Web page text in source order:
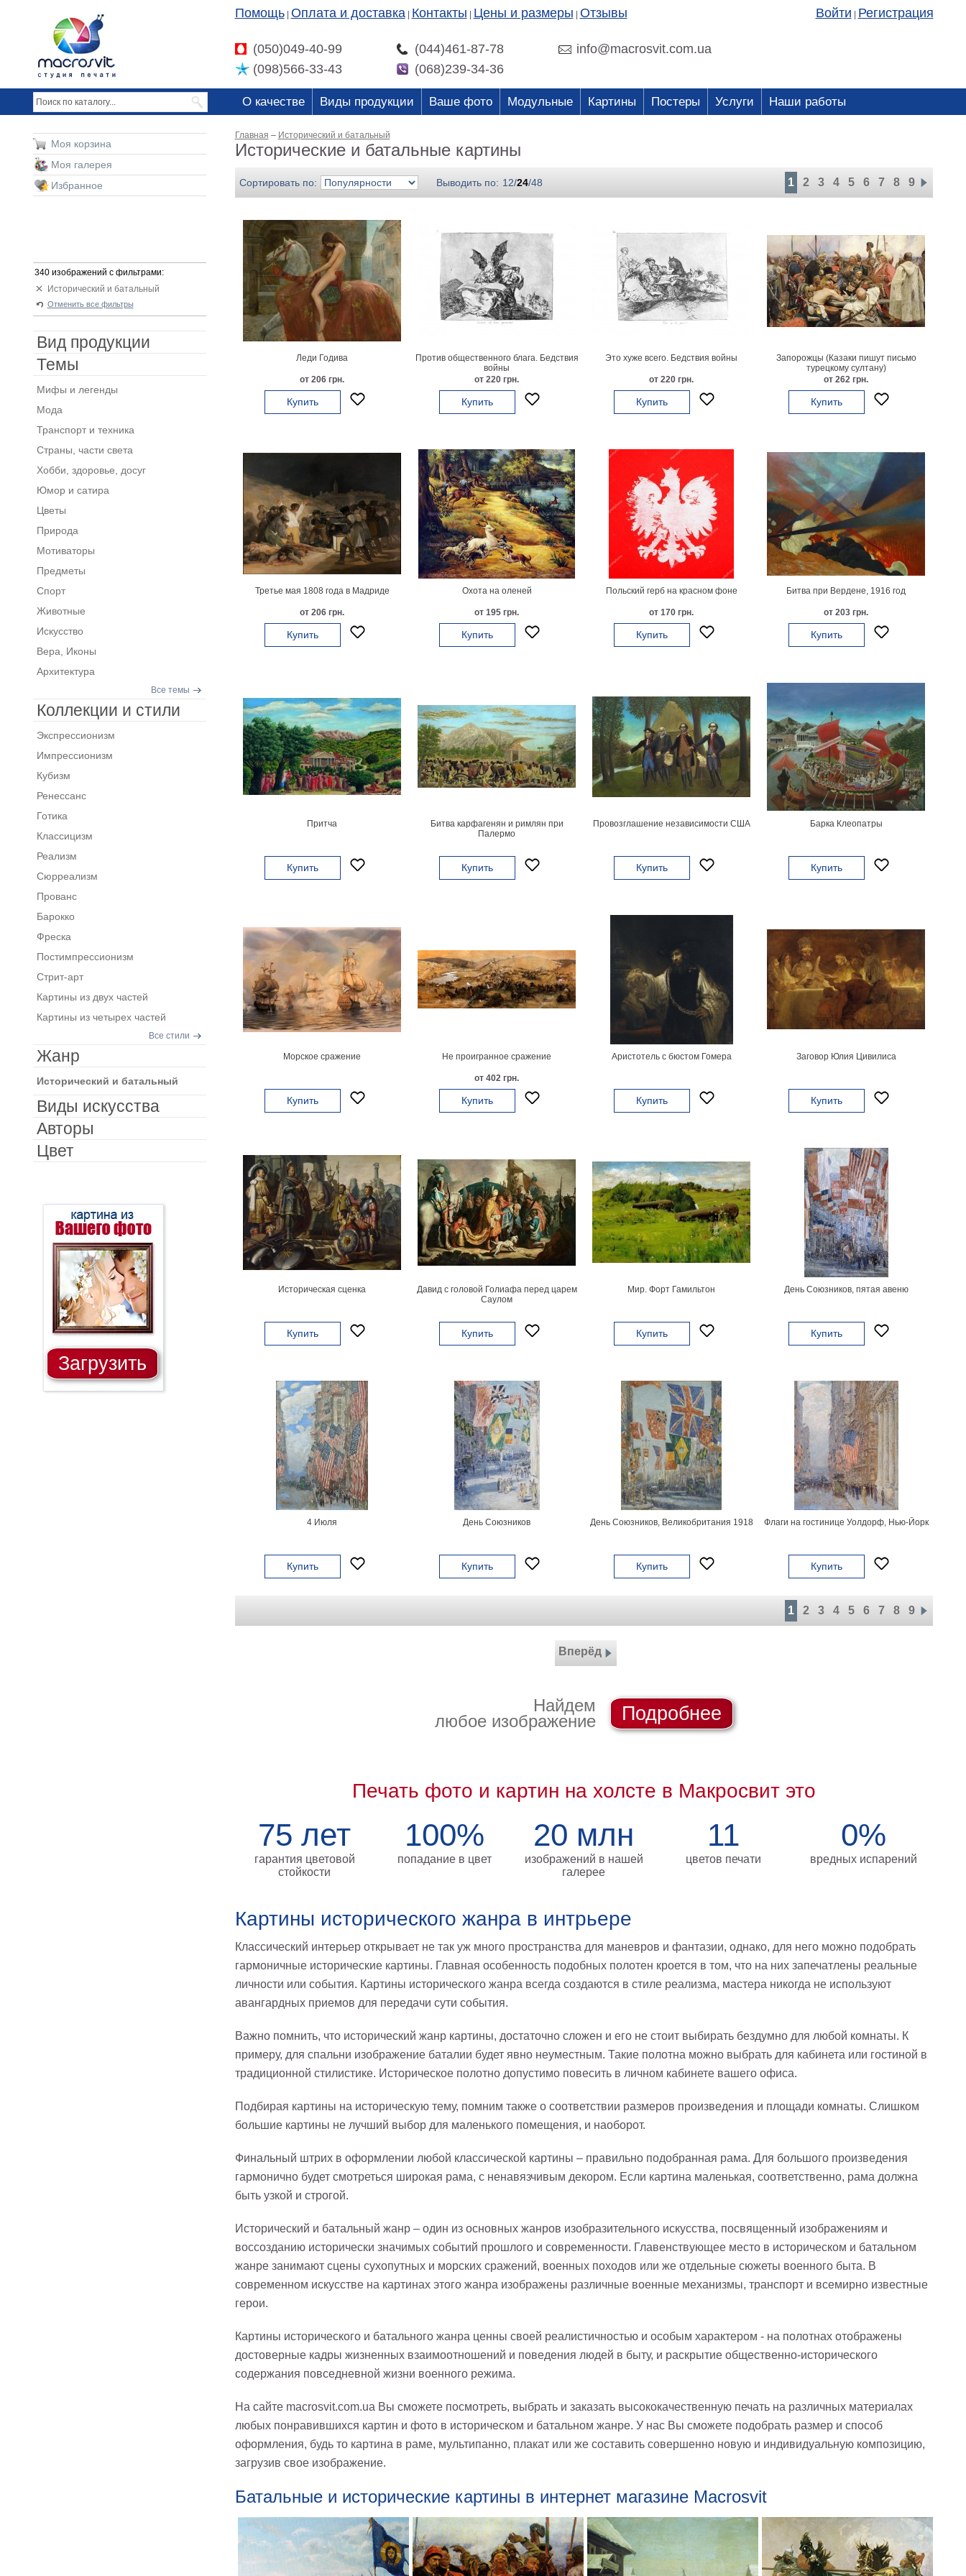
Помощь Оплата и доставка Контакты Цены и размеры Отзывы Войти Регистрация
(050)049-40-99 (044)461-87-78
info@macrosvit.com.ua
(098)566-33-43
(068)239-34-36
О качестве Виды продукции Ваше фото Модульные Картины Постеры Услуги Наши работы
Главная – Исторический и батальный
Исторические и батальные картины
Сортировать по: Выводить по: 12/24/48 1 2 3 4 5 6 7 8 9
Леди Годива
от 206 грн.
Купить
Против общественного блага. Бедствия
войны
от 220 грн.
Купить
Это хуже всего. Бедствия войны
от 220 грн.
Купить
Запорожцы (Казаки пишут письмо
турецкому султану)
от 262 грн.
Купить
Третье мая 1808 года в Мадриде
от 206 грн.
Купить
Охота на оленей
от 195 грн.
Купить
Польский герб на красном фоне
от 170 грн.
Купить
Битва при Вердене, 1916 год
от 203 грн.
Купить
Притча
Купить
Битва карфагенян и римлян при
Палермо
Купить
Провозглашение независимости США
Купить
Барка Клеопатры
Купить
Морское сражение
Купить
Не проигранное сражение
от 402 грн.
Купить
Аристотель с бюстом Гомера
Купить
Заговор Юлия Цивилиса
Купить
Историческая сценка
Купить
Давид с головой Голиафа перед царем
Саулом
Купить
Мир. Форт Гамильтон
Купить
День Союзников, пятая авеню
Купить
4 Июля
Купить
День Союзников
Купить
День Союзников, Великобритания 1918
Купить
Флаги на гостинице Уолдорф, Нью-Йорк
Купить
1 2 3 4 5 6 7 8 9
Вперёд
Найдем
любое изображение
Подробнее
Печать фото и картин на холсте в Макросвит это
75 лет
гарантия цветовой
стойкости
100%
попадание в цвет
20 млн
изображений в нашей
галерее
11
цветов печати
0%
вредных испарений
Картины исторического жанра в интрьере
Классический интерьер открывает не так уж много пространства для маневров и фантазии, однако, для него можно подобрать
гармоничные исторические картины. Главная особенность подобных полотен кроется в том, что на них запечатлены реальные
личности или события. Картины исторического жанра всегда создаются в стиле реализма, мастера никогда не используют
авангардных приемов для передачи сути события.
Важно помнить, что исторический жанр картины, достаточно сложен и его не стоит выбирать бездумно для любой комнаты. К
примеру, для спальни изображение баталии будет явно неуместным. Такие полотна можно выбрать для кабинета или гостиной в
традиционной стилистике. Историческое полотно допустимо повесить в личном кабинете вашего офиса.
Подбирая картины на историческую тему, помним также о соответствии размеров произведения и площади комнаты. Слишком
большие картины не лучший выбор для маленького помещения, и наоборот.
Финальный штрих в оформлении любой классической картины – правильно подобранная рама. Для большого произведения
гармонично будет смотреться широкая рама, с ненавязчивым декором. Если картина маленькая, соответственно, рама должна
быть узкой и строгой.
Исторический и батальный жанр – один из основных жанров изобразительного искусства, посвященный изображениям и
воссозданию исторически значимых событий прошлого и современности. Главенствующее место в историческом и батальном
жанре занимают сцены сухопутных и морских сражений, военных походов или же отдельные сюжеты военного быта. В
современном искусстве на картинах этого жанра изображены различные военные механизмы, транспорт и всемирно известные
герои.
Картины исторического и батального жанра ценны своей реалистичностью и особым характером - на полотнах отображены
достоверные кадры жизненных взаимоотношений и поведения людей в быту, и раскрытие общественно-исторического
содержания повседневной жизни военного режима.
На сайте macrosvit.com.ua Вы сможете посмотреть, выбрать и заказать высококачественную печать на различных материалах
любых понравившихся картин и фото в историческом и батальном жанре. У нас Вы сможете подобрать размер и способ
оформления, будь то картина в раме, мультипанно, плакат или же составить совершенно новую и индивидуальную композицию,
загрузив свое изображение.
Батальные и исторические картины в интернет магазине Macrosvit
Моя корзина
Моя галерея
Избранное
340 изображений с фильтрами:
Исторический и батальный
Отменить все фильтры
Вид продукции
Темы
Мифы и легенды
Мода
Транспорт и техника
Страны, части света
Хобби, здоровье, досуг
Юмор и сатира
Цветы
Природа
Мотиваторы
Предметы
Спорт
Животные
Искусство
Вера, Иконы
Архитектура
Все темы
Коллекции и стили
Экспрессионизм
Импрессионизм
Кубизм
Ренессанс
Готика
Классицизм
Реализм
Сюрреализм
Прованс
Барокко
Фреска
Постимпрессионизм
Стрит-арт
Картины из двух частей
Картины из четырех частей
Все стили
Жанр
Исторический и батальный
Виды искусства
Авторы
Цвет
Загрузить